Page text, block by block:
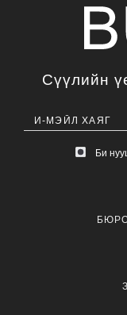
Сүүлийн
Би